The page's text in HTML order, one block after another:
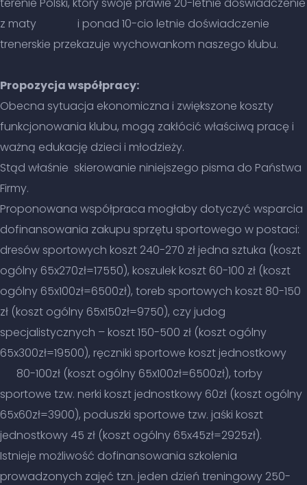
z maty i ponad 10-cio letnie doświadczenie
trenerskie przekazuje wychowankom naszego klubu.
Propozycja współpracy:
Obecna sytuacja ekonomiczna i zwiększone koszty
funkcjonowania klubu, mogą zakłócić właściwą pracę i
ważną edukację dzieci i młodzieży.
Stąd właśnie skierowanie niniejszego pisma do Państwa
Firmy.
Proponowana współpraca mogłaby dotyczyć wsparcia
dofinansowania zakupu sprzętu sportowego w postaci:
dresów sportowych koszt 240-270 zł jedna sztuka (koszt
ogólny 65x270zł=17550), koszulek koszt 60-100 zł (koszt
ogólny 65x100zł=6500zł), toreb sportowych koszt 80-150
zł (koszt ogólny 65x150zł=9750), czy judog
specjalistycznych – koszt 150-500 zł (koszt ogólny
65x300zł=19500), ręczniki sportowe koszt jednostkowy
80-100zł (koszt ogólny 65x100zł=6500zł), torby
sportowe tzw. nerki koszt jednostkowy 60zł (koszt ogólny
65x60zł=3900), poduszki sportowe tzw. jaśki koszt
jednostkowy 45 zł (koszt ogólny 65x45zł=2925zł).
Istnieje możliwość dofinansowania szkolenia
prowadzonych zajęć tzn. jeden dzień treningowy 250-